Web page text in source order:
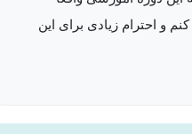
و احترام زیادی برای این